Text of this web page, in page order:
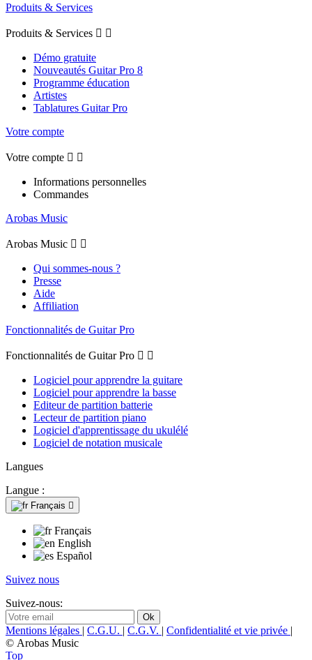
Produits & Services
Produits & Services  
Démo gratuite
Nouveautés Guitar Pro 8
Programme éducation
Artistes
Tablatures Guitar Pro
Votre compte
Votre compte  
Informations personnelles
Commandes
Arobas Music
Arobas Music  
Qui sommes-nous ?
Presse
Aide
Affiliation
Fonctionnalités de Guitar Pro
Fonctionnalités de Guitar Pro  
Logiciel pour apprendre la guitare
Logiciel pour apprendre la basse
Editeur de partition batterie
Lecteur de partition piano
Logiciel d'apprentissage du ukulélé
Logiciel de notation musicale
Langues
Langue :
Français 
Français
English
Español
Suivez nous
Suivez-nous:
Mentions légales | C.G.U. | C.G.V. | Confidentialité et vie privée |
© Arobas Music
Top